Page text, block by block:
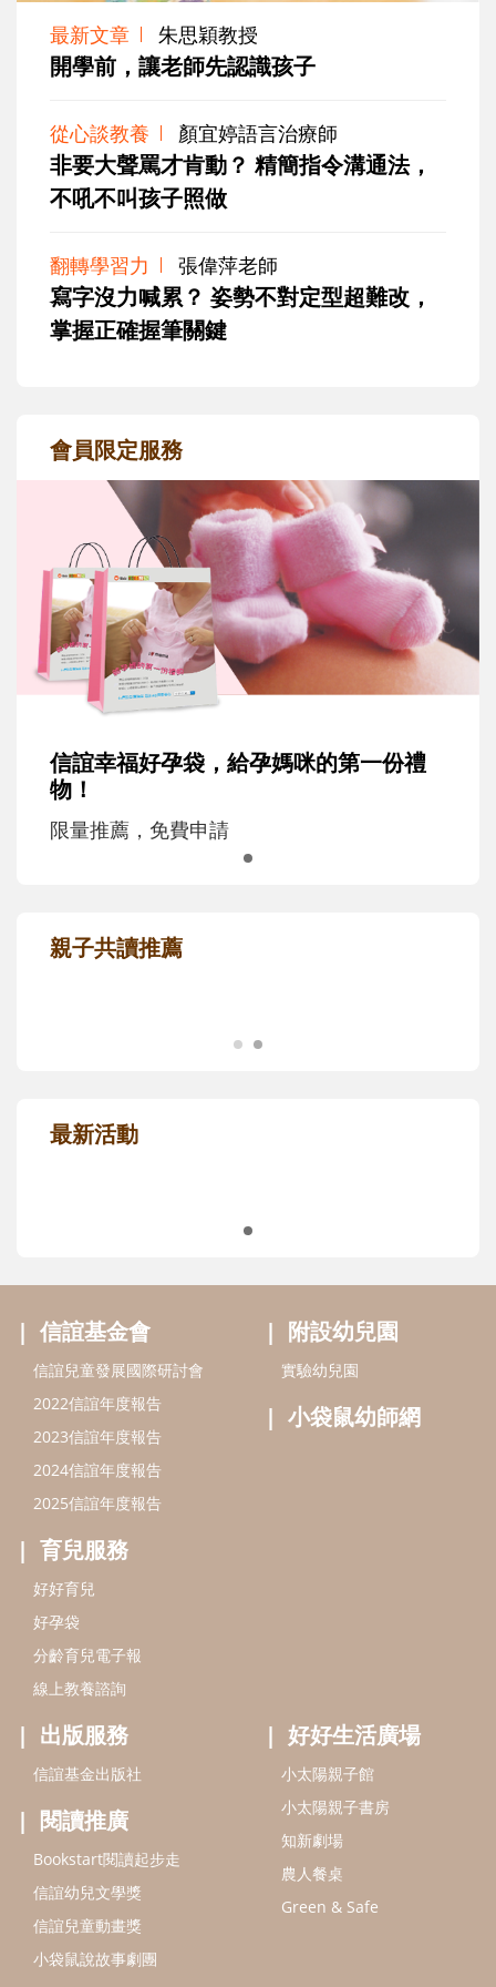
最新文章 朱思穎教授
開學前，讓老師先認識孩子
從心談教養 顏宜婷語言治療師
非要大聲罵才肯動？ 精簡指令溝通法，
不吼不叫孩子照做
翻轉學習力 張偉萍老師
寫字沒力喊累？ 姿勢不對定型超難改，
掌握正確握筆關鍵
會員限定服務
信誼幸福好孕袋，給孕媽咪的第一份禮
物！
限量推薦，免費申請
親子共讀推薦
最新活動
信誼基金會
信誼兒童發展國際研討會
2022信誼年度報告
2023信誼年度報告
2024信誼年度報告
2025信誼年度報告
育兒服務
好好育兒
好孕袋
分齡育兒電子報
線上教養諮詢
附設幼兒園
實驗幼兒園
小袋鼠幼師網
出版服務
信誼基金出版社
閱讀推廣
Bookstart閱讀起步走
信誼幼兒文學獎
信誼兒童動畫獎
小袋鼠說故事劇團
好好生活廣場
小太陽親子館
小太陽親子書房
知新劇場
農人餐桌
Green & Safe